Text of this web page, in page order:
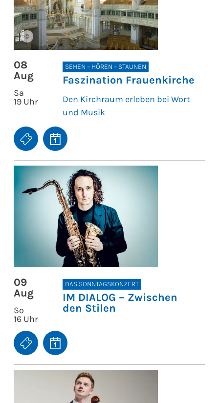
©
08
Aug
Sa
19 Uhr
SEHEN – HÖREN – STAUNEN
Faszination Frauenkirche
Den Kirchraum erleben bei Wort
und Musik
09
Aug
So
16 Uhr
DAS SONNTAGSKONZERT
IM DIALOG – Zwischen
den Stilen